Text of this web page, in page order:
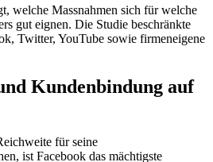
welche Massnahmen sich für welche
gut eignen. Die Studie beschränkte
Twitter, YouTube sowie firmeneigene
Kundenbindung auf
für seine
ist Facebook das mächtigste